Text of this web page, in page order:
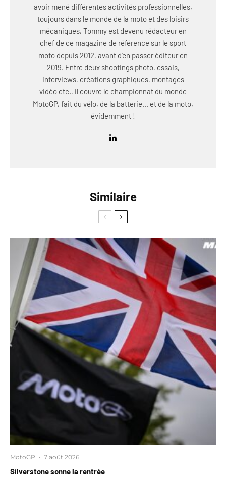
avoir mené différentes activités professionnelles,
toujours dans le monde de la moto et des loisirs
mécaniques, Tommy est devenu rédacteur en
chef de ce magazine de référence sur le sport
moto depuis 2012, avant d'en passer éditeur en
2019. Entre deux shootings photo, essais,
interviews, créations graphiques, montages
vidéo etc., il couvre le championnat du monde
MotoGP, fait du vélo, de la batterie... et de la moto,
évidemment !
Similaire
MotoGP · 7 août 2026
Silverstone sonne la rentrée